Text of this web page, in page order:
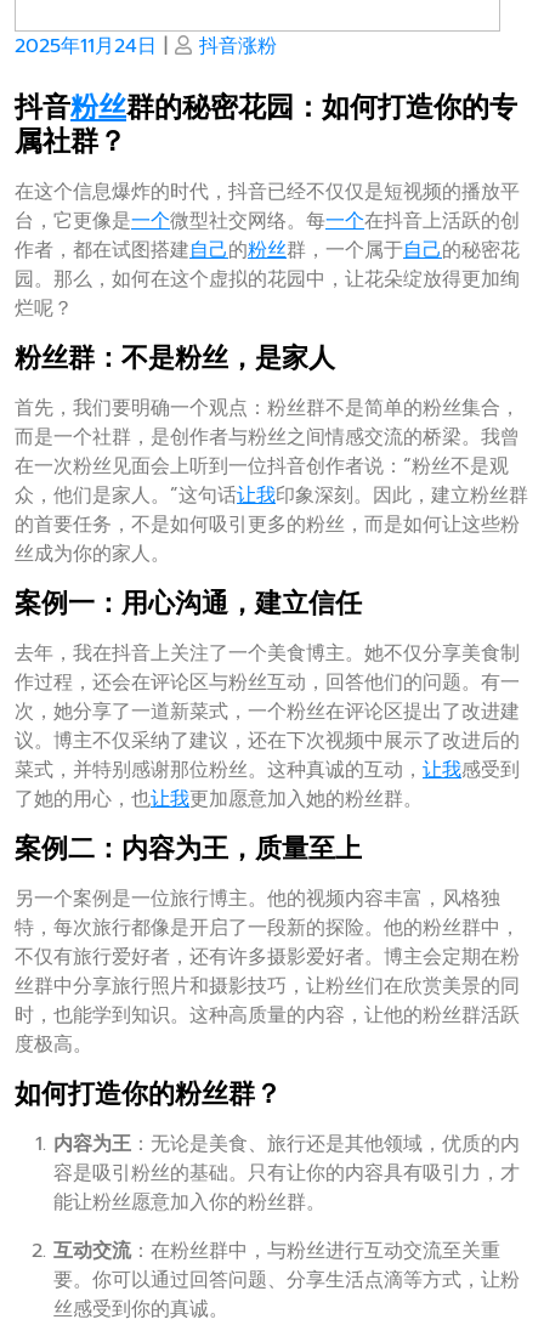
Posted
2025年11月24日 | Posted
抖音涨粉
抖音粉丝群的秘密花园：如何打造你的专
属社群？
在这个信息爆炸的时代，抖音已经不仅仅是短视频的播放平
台，它更像是一个微型社交网络。每一个在抖音上活跃的创
作者，都在试图搭建自己的粉丝群，一个属于自己的秘密花
园。那么，如何在这个虚拟的花园中，让花朵绽放得更加绚
烂呢？
粉丝群：不是粉丝，是家人
首先，我们要明确一个观点：粉丝群不是简单的粉丝集合，
而是一个社群，是创作者与粉丝之间情感交流的桥梁。我曾
在一次粉丝见面会上听到一位抖音创作者说：“粉丝不是观
众，他们是家人。”这句话让我印象深刻。因此，建立粉丝群
的首要任务，不是如何吸引更多的粉丝，而是如何让这些粉
丝成为你的家人。
案例一：用心沟通，建立信任
去年，我在抖音上关注了一个美食博主。她不仅分享美食制
作过程，还会在评论区与粉丝互动，回答他们的问题。有一
次，她分享了一道新菜式，一个粉丝在评论区提出了改进建
议。博主不仅采纳了建议，还在下次视频中展示了改进后的
菜式，并特别感谢那位粉丝。这种真诚的互动， 让我感受到
了她的用心，也让我更加愿意加入她的粉丝群。
案例二：内容为王，质量至上
另一个案例是一位旅行博主。他的视频内容丰富，风格独
特，每次旅行都像是开启了一段新的探险。他的粉丝群中，
不仅有旅行爱好者，还有许多摄影爱好者。博主会定期在粉
丝群中分享旅行照片和摄影技巧，让粉丝们在欣赏美景的同
时，也能学到知识。这种高质量的内容，让他的粉丝群活跃
度极高。
如何打造你的粉丝群？
内容为王 ：无论是美食、旅行还是其他领域，优质的内
容是吸引粉丝的基础。只有让你的内容具有吸引力，才
能让粉丝愿意加入你的粉丝群。
互动交流：在粉丝群中，与粉丝进行互动交流至关重
要。你可以通过回答问题、分享生活点滴等方式，让粉
丝感受到你的真诚。